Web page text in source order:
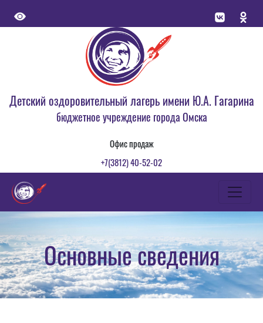
Детский оздоровительный лагерь имени Ю.А. Гагарина
бюджетное учреждение города Омска
Офис продаж
+7(3812) 40-52-02
Основные сведения